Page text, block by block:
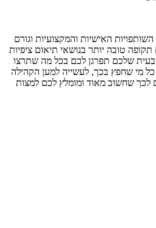
האישיות והמקצועיות וגורם
טובה יותר בנושאי תיאום ציפיות
שלכם תפרגן לכם בכל מה שתרצו
מי שחפץ בכך, לעשייה למען הקהילה
לכך שחשוב מאוד ומומלץ לכם למצות